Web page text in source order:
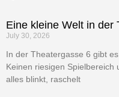
Eine kleine Welt in der
July 30, 2026
In der Theatergasse 6 gibt
Keinen riesigen Spielbereich
alles blinkt, raschelt